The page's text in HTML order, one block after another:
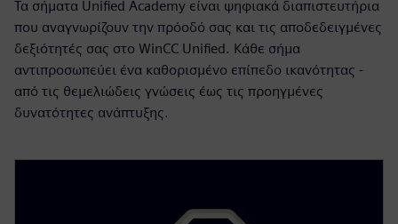
Τα σήματα Unified Academy είναι ψηφιακά διαπιστευτήρια
που αναγνωρίζουν την πρόοδό σας και τις αποδεδειγμένες
δεξιότητές σας στο WinCC Unified. Κάθε σήμα
αντιπροσωπεύει ένα καθορισμένο επίπεδο ικανότητας -
από τις θεμελιώδεις γνώσεις έως τις προηγμένες
δυνατότητες ανάπτυξης.